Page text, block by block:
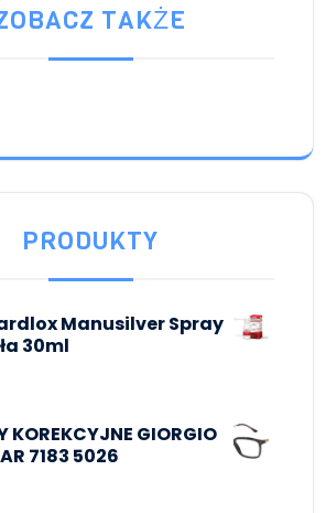
TAKŻE
PRODUKTY
Manusilver Spray
30ml
KOREKCYJNE GIORGIO
7183 5026